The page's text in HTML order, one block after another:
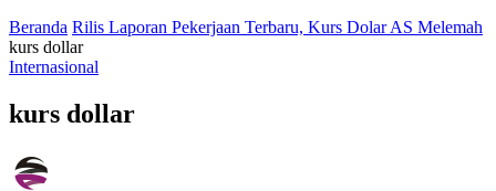
Beranda Rilis Laporan Pekerjaan Terbaru, Kurs Dolar AS Melemah
kurs dollar
Internasional
kurs dollar